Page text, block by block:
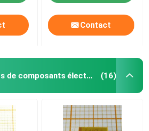
Contact
Condensateurs de composants électroniques (16)